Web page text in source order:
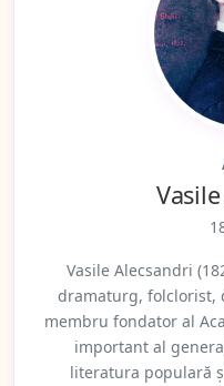
Vasile Alecsandri
dramaturg, folclorist,
membru fondator al
important al
literatura populară